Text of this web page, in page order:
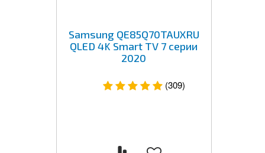
Samsung QE85Q70TAUXRU
QLED 4K Smart TV 7 серии
2020
(309)